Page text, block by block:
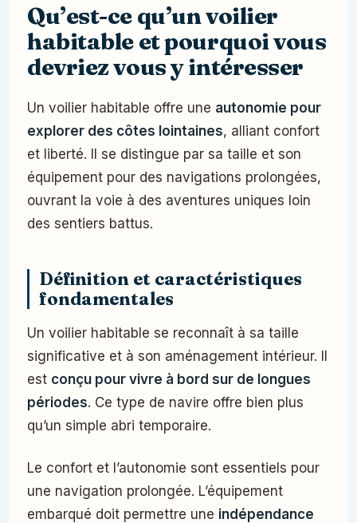
Qu’est-ce qu’un voilier
habitable et pourquoi vous
devriez vous y intéresser
Un voilier habitable offre une autonomie pour
explorer des côtes lointaines, alliant confort
et liberté. Il se distingue par sa taille et son
équipement pour des navigations prolongées,
ouvrant la voie à des aventures uniques loin
des sentiers battus.
Définition et caractéristiques
fondamentales
Un voilier habitable se reconnaît à sa taille
significative et à son aménagement intérieur. Il
est conçu pour vivre à bord sur de longues
périodes. Ce type de navire offre bien plus
qu’un simple abri temporaire.
Le confort et l’autonomie sont essentiels pour
une navigation prolongée. L’équipement
embarqué doit permettre une indépendance